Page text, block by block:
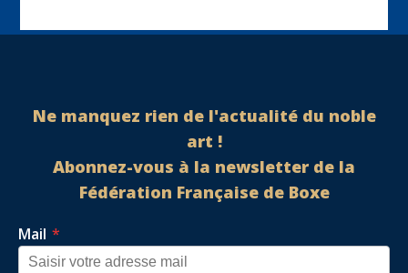
Ne manquez rien de l'actualité du noble
art !
Abonnez-vous à la newsletter de la
Fédération Française de Boxe
Mail *